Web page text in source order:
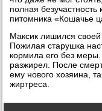
полная безучастность
питомника «Кошачье
Максик лишился своей
Пожилая старушка
кормила его без меры.
разжирел. После
ему нового хозяина,
жиртреса.